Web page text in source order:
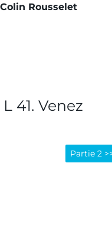
Rousselet
41. Venez
Partie 2